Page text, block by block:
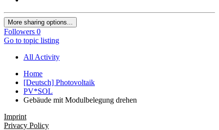
More sharing options...
Followers 0
Go to topic listing
All Activity
Home
[Deutsch] Photovoltaik
PV*SOL
Gebäude mit Modulbelegung drehen
Imprint
Privacy Policy